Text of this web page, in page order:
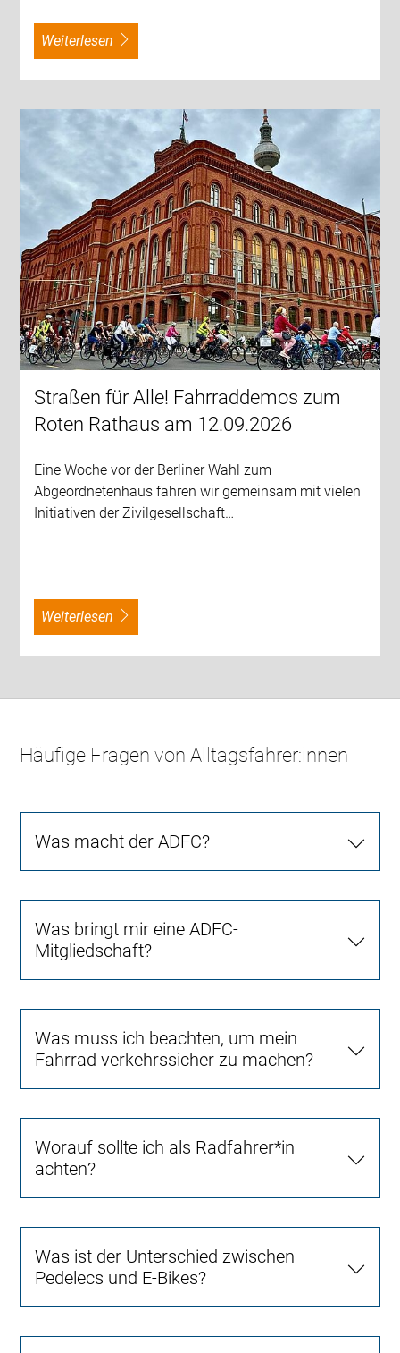
weiterlesen
Straßen für Alle! Fahrraddemos zum
Roten Rathaus am 12.09.2026
Eine Woche vor der Berliner Wahl zum
Abgeordnetenhaus fahren wir gemeinsam mit vielen
Initiativen der Zivilgesellschaft…
weiterlesen
Häufige Fragen von Alltagsfahrer:innen
Was macht der ADFC?
Was bringt mir eine ADFC-
Mitgliedschaft?
Was muss ich beachten, um mein
Fahrrad verkehrssicher zu machen?
Worauf sollte ich als Radfahrer*in
achten?
Was ist der Unterschied zwischen
Pedelecs und E-Bikes?